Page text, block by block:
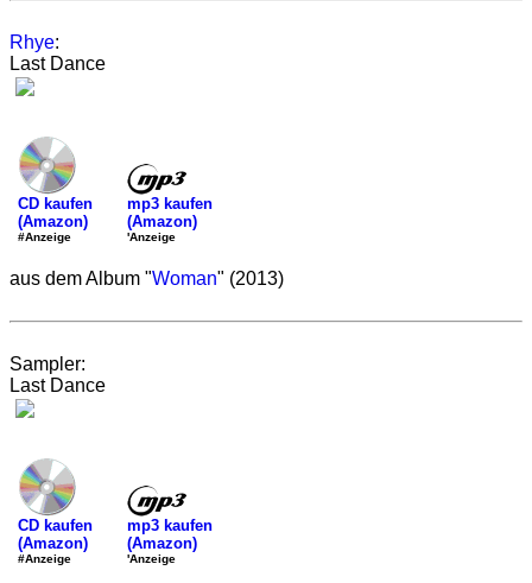
Rhye:
Last Dance
CD kaufen
(Amazon)
#Anzeige
mp3 kaufen
(Amazon)
'Anzeige
aus dem Album "Woman" (2013)
Sampler:
Last Dance
CD kaufen
(Amazon)
#Anzeige
mp3 kaufen
(Amazon)
'Anzeige